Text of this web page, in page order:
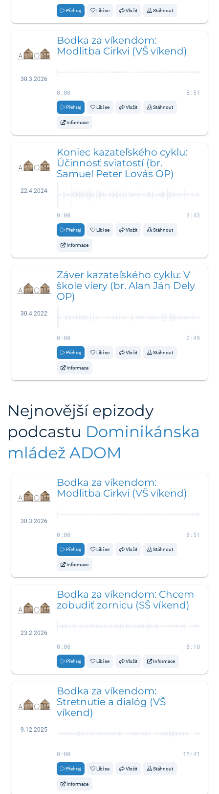
Přehraj Líbí se Vložit Stáhnout
30.3.2026
Bodka za víkendom:
Modlitba Cirkvi (VŠ víkend)
0:00 8:51
Přehraj Líbí se Vložit Stáhnout
Informace
22.4.2024
Koniec kazateľského cyklu:
Účinnosť sviatostí (br.
Samuel Peter Lovás OP)
0:00 3:43
Přehraj Líbí se Vložit Stáhnout
Informace
30.4.2022
Záver kazateľského cyklu: V
škole viery (br. Alan Ján Dely
OP)
0:00 2:49
Přehraj Líbí se Vložit Stáhnout
Informace
Nejnovější epizody
podcastu Dominikánska
mládež ADOM
30.3.2026
Bodka za víkendom:
Modlitba Cirkvi (VŠ víkend)
0:00 8:51
Přehraj Líbí se Vložit Stáhnout
Informace
23.2.2026
Bodka za víkendom: Chcem
zobudiť zornicu (SŠ víkend)
0:00 8:10
Přehraj Líbí se Vložit Informace
9.12.2025
Bodka za víkendom:
Stretnutie a dialóg (VŠ
víkend)
0:00 15:41
Přehraj Líbí se Vložit Stáhnout
Informace